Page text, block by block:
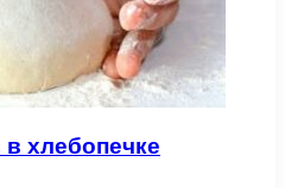
хлебопечке